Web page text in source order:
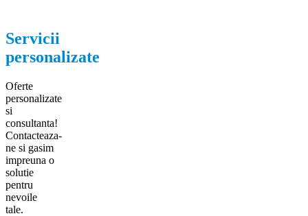
Servicii
personalizate
Oferte
personalizate
si
consultanta!
Contacteaza-
ne si gasim
impreuna o
solutie
pentru
nevoile
tale.